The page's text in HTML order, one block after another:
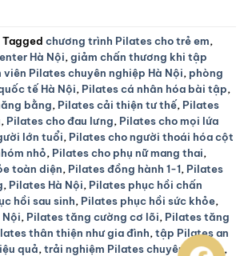
Tagged chương trình Pilates cho trẻ em,
Hà Nội, giảm chấn thương khi tập
viên Pilates chuyên nghiệp Hà Nội, phòng
tế Hà Nội, Pilates cá nhân hóa bài tập,
bằng, Pilates cải thiện tư thế, Pilates
, Pilates cho đau lưng, Pilates cho mọi lứa
lớn tuổi, Pilates cho người thoái hóa cột
nhỏ, Pilates cho phụ nữ mang thai,
toàn diện, Pilates đồng hành 1-1, Pilates
, Pilates Hà Nội, Pilates phục hồi chấn
hồi sau sinh, Pilates phục hồi sức khỏe,
Nội, Pilates tăng cường cơ lõi, Pilates tăng
thân thiện như gia đình, tập Pilates an
quả, trải nghiệm Pilates chuyên nghiệp,